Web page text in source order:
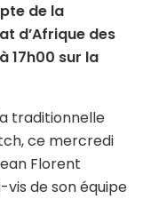
de la
d’Afrique des
17h00 sur la
traditionnelle
ce mercredi
Florent
de son équipe